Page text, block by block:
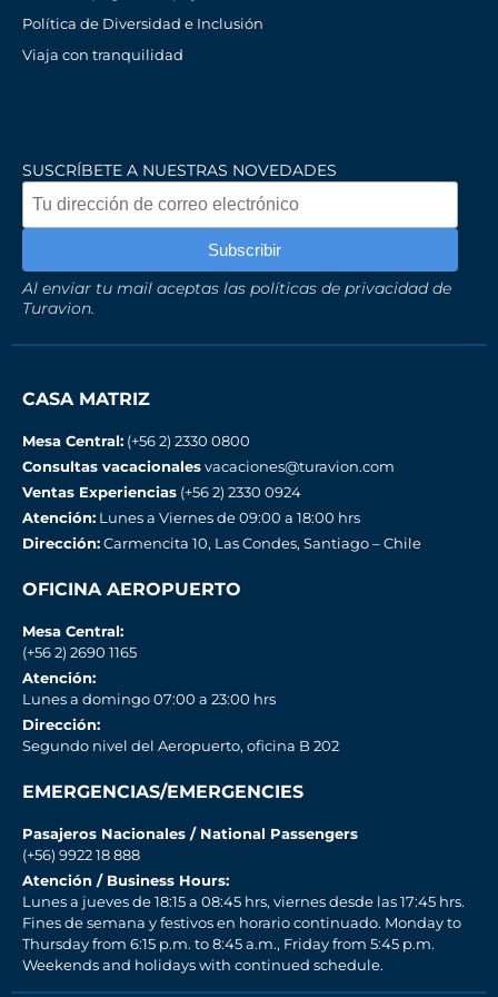
Política de Diversidad e Inclusión
Viaja con tranquilidad
SUSCRÍBETE A NUESTRAS NOVEDADES
Al enviar tu mail aceptas las políticas de privacidad de
Turavion.
CASA MATRIZ
Mesa Central: (+56 2) 2330 0800
Consultas vacacionalesvacaciones@turavion.com
Ventas Experiencias (+56 2) 2330 0924
Atención: Lunes a Viernes de 09:00 a 18:00 hrs
Dirección:Carmencita 10, Las Condes, Santiago – Chile
OFICINA AEROPUERTO
Mesa Central:
(+56 2) 2690 1165
Atención:
Lunes a domingo 07:00 a 23:00 hrs
Dirección:
Segundo nivel del Aeropuerto, oficina B 202
EMERGENCIAS/EMERGENCIES
Pasajeros Nacionales / National Passengers
(+56) 9922 18 888
Atención / Business Hours:
Lunes a jueves de 18:15 a 08:45 hrs, viernes desde las 17:45 hrs.
Fines de semana y festivos en horario continuado. Monday to
Thursday from 6:15 p.m. to 8:45 a.m., Friday from 5:45 p.m.
Weekends and holidays with continued schedule.